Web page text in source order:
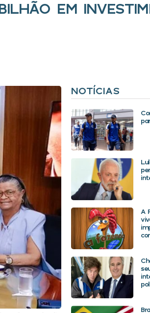
EM
NOTÍCIAS
A